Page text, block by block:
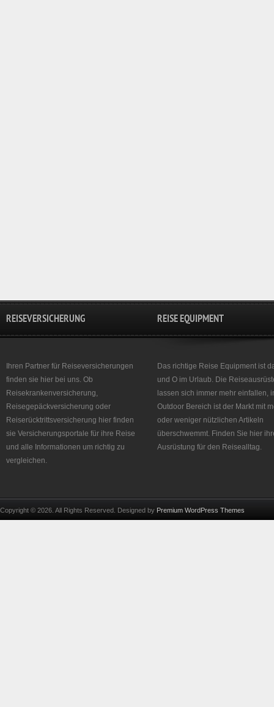
REISEVERSICHERUNG
Ihren Partner für Reiseversicherungen
finden sie hier bei uns. Ob
Reisekrankenversicherung,
Reisegepäckversicherung oder
Reiserücktrittsversicherung hier finden
sie Versicherungsportale für ihre Reise
und alle Informationen um richtig zu
vergleichen.
REISE EQUIPMENT
Das richtige Reise Equipment ist
und O im Urlaub. Die
lassen sich immer mehr einfallen,
Outdoor Bereich ist der Markt mit
oder weniger nützlichen Artikeln
überschwemmt. Finden Sie hier
Ausrüstung für den Reisealltag.
Copyright © 2026. All Rights Reserved. Designed by Premium WordPress Themes